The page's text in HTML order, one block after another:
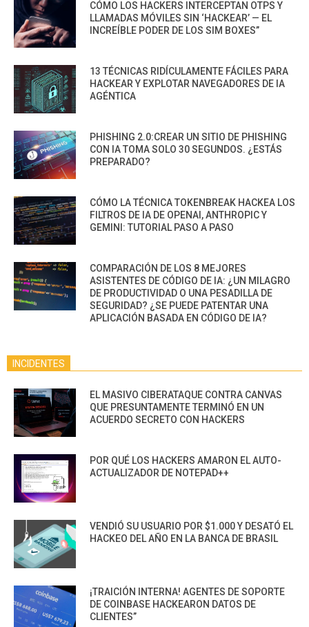
CÓMO LOS HACKERS INTERCEPTAN OTPS Y
LLAMADAS MÓVILES SIN ‘HACKEAR’ — EL
INCREÍBLE PODER DE LOS SIM BOXES”
13 TÉCNICAS RIDÍCULAMENTE FÁCILES PARA
HACKEAR Y EXPLOTAR NAVEGADORES DE IA
AGÉNTICA
PHISHING 2.0:CREAR UN SITIO DE PHISHING
CON IA TOMA SOLO 30 SEGUNDOS. ¿ESTÁS
PREPARADO?
CÓMO LA TÉCNICA TOKENBREAK HACKEA LOS
FILTROS DE IA DE OPENAI, ANTHROPIC Y
GEMINI: TUTORIAL PASO A PASO
COMPARACIÓN DE LOS 8 MEJORES
ASISTENTES DE CÓDIGO DE IA: ¿UN MILAGRO
DE PRODUCTIVIDAD O UNA PESADILLA DE
SEGURIDAD? ¿SE PUEDE PATENTAR UNA
APLICACIÓN BASADA EN CÓDIGO DE IA?
INCIDENTES
EL MASIVO CIBERATAQUE CONTRA CANVAS
QUE PRESUNTAMENTE TERMINÓ EN UN
ACUERDO SECRETO CON HACKERS
POR QUÉ LOS HACKERS AMARON EL AUTO-
ACTUALIZADOR DE NOTEPAD++
VENDIÓ SU USUARIO POR $1.000 Y DESATÓ EL
HACKEO DEL AÑO EN LA BANCA DE BRASIL
¡TRAICIÓN INTERNA! AGENTES DE SOPORTE
DE COINBASE HACKEARON DATOS DE
CLIENTES”